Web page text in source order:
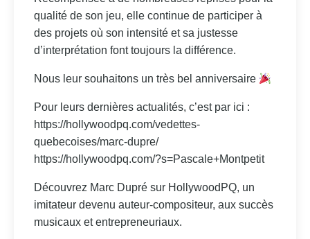
qualité de son jeu, elle continue de participer à
des projets où son intensité et sa justesse
d’interprétation font toujours la différence.
Nous leur souhaitons un très bel anniversaire
Pour leurs dernières actualités, c’est par ici :
https://hollywoodpq.com/vedettes-
quebecoises/marc-dupre/
https://hollywoodpq.com/?s=Pascale+Montpetit
Découvrez Marc Dupré sur HollywoodPQ, un
imitateur devenu auteur-compositeur, aux succès
musicaux et entrepreneuriaux.